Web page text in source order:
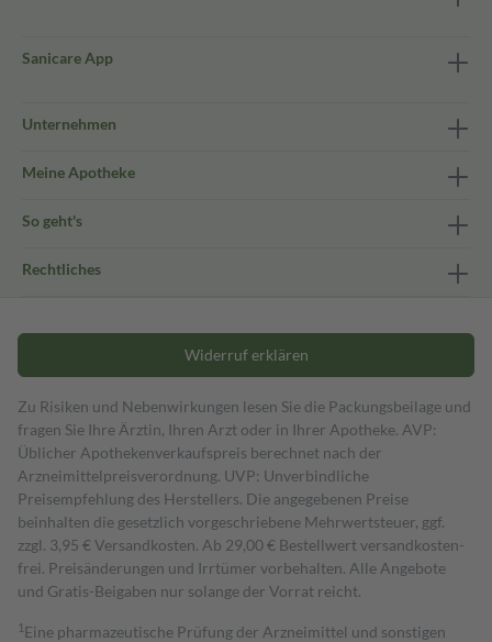
Sanicare App
Unternehmen
Meine Apotheke
So geht's
Rechtliches
Widerruf erklären
Zu Risiken und Nebenwirkungen lesen Sie die Packungsbeilage und
fragen Sie Ihre Ärztin, Ihren Arzt oder in Ihrer Apotheke. AVP:
Üblicher Apothekenverkaufspreis berechnet nach der
Arzneimittelpreisverordnung. UVP: Unverbindliche
Preisempfehlung des Herstellers. Die angegebenen Preise
beinhalten die gesetzlich vorgeschriebene Mehrwertsteuer, ggf.
zzgl. 3,95 € Versandkosten. Ab 29,00 € Bestell­wert versand­kosten­
frei. Preisänderungen und Irrtümer vorbehalten. Alle Angebote
und Gratis-Beigaben nur solange der Vorrat reicht.
1 Eine pharmazeutische Prüfung der Arzneimittel und sonstigen